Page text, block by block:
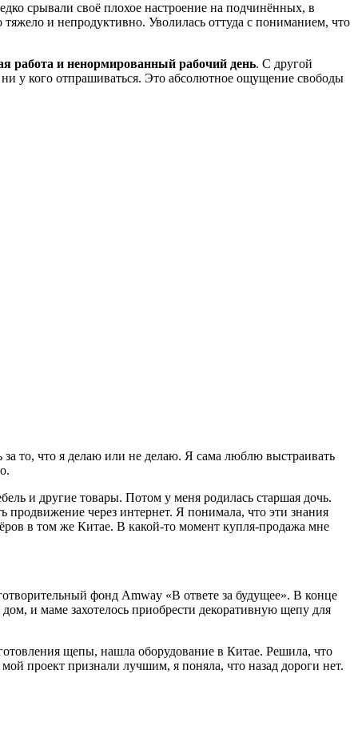
срывали своё плохое настроение на подчинённых, в
и непродуктивно. Уволилась оттуда с пониманием, что
работа и ненормированный рабочий день. С другой
у кого отпрашиваться. Это абсолютное ощущение свободы
за то, что я делаю или не делаю. Я сама люблю выстраивать
и другие товары. Потом у меня родилась старшая дочь.
продвижение через интернет. Я понимала, что эти знания
в том же Китае. В какой-то момент купля-продажа мне
фонд Amway «В ответе за будущее». В конце
и маме захотелось приобрести декоративную щепу для
щепы, нашла оборудование в Китае. Решила, что
проект признали лучшим, я поняла, что назад дороги нет.